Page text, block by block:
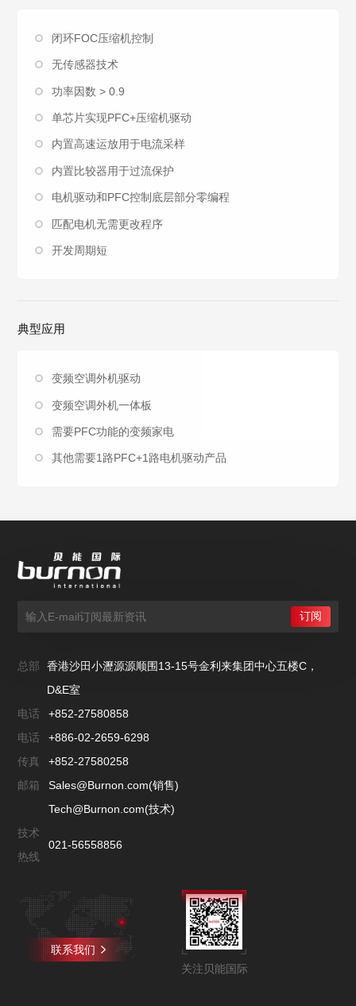
闭环FOC压缩机控制
无传感器技术
功率因数 > 0.9
单芯片实现PFC+压缩机驱动
内置高速运放用于电流采样
内置比较器用于过流保护
电机驱动和PFC控制底层部分零编程
匹配电机无需更改程序
开发周期短
典型应用
变频空调外机驱动
变频空调外机一体板
需要PFC功能的变频家电
其他需要1路PFC+1路电机驱动产品
总部
香港沙田小瀝源源顺围13-15号金利来集团中心五楼C，
D&E室
电话
+852-27580858
电话
+886-02-2659-6298
传真
+852-27580258
邮箱
Sales@Burnon.com(销售)
Tech@Burnon.com(技术)
技术
热线
021-56558856
联系我们
关注贝能国际